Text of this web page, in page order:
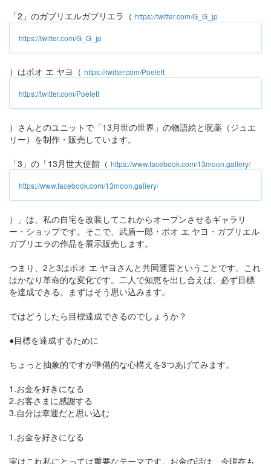
「2」のガブリエルガブリエラ（ https://twitter.com/G_G_jp
https://twitter.com/G_G_jp
）はポオ エ ヤヨ（ https://twitter.com/Poelett
https://twitter.com/Poelett
）さんとのユニットで「13月世の世界」の物語絵と呪薬（ジュエ
リー）を制作・販売しています。
「3」の「13月世大使館（ https://www.facebook.com/13moon.gallery/
https://www.facebook.com/13moon.gallery/
）」は、私の自宅を改装してこれからオープンさせるギャラリ
ー・ショップです。そこで、武盾一郎・ポオ エ ヤヨ・ガブリエル
ガブリエラの作品を展示販売します。
つまり、2と3はポオ エ ヤヨさんと共同運営ということです。これ
はかなり革命的な変化です。二人で知恵を出し合えば、必ず目標
を達成できる。まずはそう思い込みます。
ではどうしたら目標達成できるのでしょうか？
●目標を達成するために
ちょっと抽象的ですが準備的な心構えを3つあげてみます。
1.お金を好きになる
2.お客さまに感謝する
3.自分は幸運だと思い込む
1.お金を好きになる
実はこれ私にとっては重要なテーマです。お金の話は、今現在も